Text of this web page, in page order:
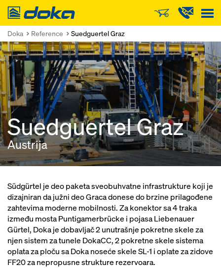
Doka
Doka Reference Suedguertel Graz
Suedguertel Graz
Austrija
Südgürtel je deo paketa sveobuhvatne infrastrukture koji je
dizajniran da južni deo Graca donese do brzine prilagođene
zahtevima moderne mobilnosti. Za konektor sa 4 traka
između mosta Puntigamerbrücke i pojasa Liebenauer
Gürtel, Doka je dobavljač 2 unutrašnje pokretne skele za
njen sistem za tunele DokaCC, 2 pokretne skele sistema
oplata za ploču sa Doka noseće skele SL-1 i oplate za zidove
FF20 za nepropusne strukture rezervoara.